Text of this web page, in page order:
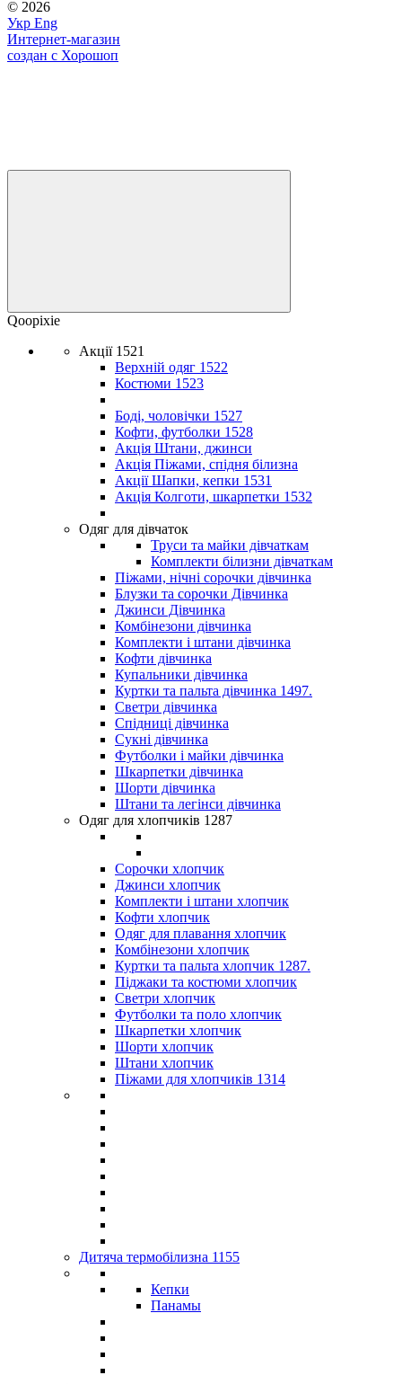
© 2026
Укр Eng
Интернет-магазин
создан с Хорошоп
Qoopixie
Акції 1521
Верхній одяг 1522
Костюми 1523
Боді, чоловічки 1527
Кофти, футболки 1528
Акція Штани, джинси
Акція Піжами, спідня білизна
Акції Шапки, кепки 1531
Акція Колготи, шкарпетки 1532
Одяг для дівчаток
Труси та майки дівчаткам
Комплекти білизни дівчаткам
Піжами, нічні сорочки дівчинка
Блузки та сорочки Дівчинка
Джинси Дівчинка
Комбінезони дівчинка
Комплекти і штани дівчинка
Кофти дівчинка
Купальники дівчинка
Куртки та пальта дівчинка 1497.
Светри дівчинка
Спідниці дівчинка
Сукні дівчинка
Футболки і майки дівчинка
Шкарпетки дівчинка
Шорти дівчинка
Штани та легінси дівчинка
Одяг для хлопчиків 1287
Сорочки хлопчик
Джинси хлопчик
Комплекти і штани хлопчик
Кофти хлопчик
Одяг для плавання хлопчик
Комбінезони хлопчик
Куртки та пальта хлопчик 1287.
Піджаки та костюми хлопчик
Светри хлопчик
Футболки та поло хлопчик
Шкарпетки хлопчик
Шорти хлопчик
Штани хлопчик
Піжами для хлопчиків 1314
Дитяча термобілизна 1155
Кепки
Панамы